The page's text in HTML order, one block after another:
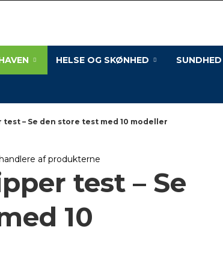
HELSE OG SKØNHED
– Se den store test med 10 modeller
af produkterne
test – Se
10